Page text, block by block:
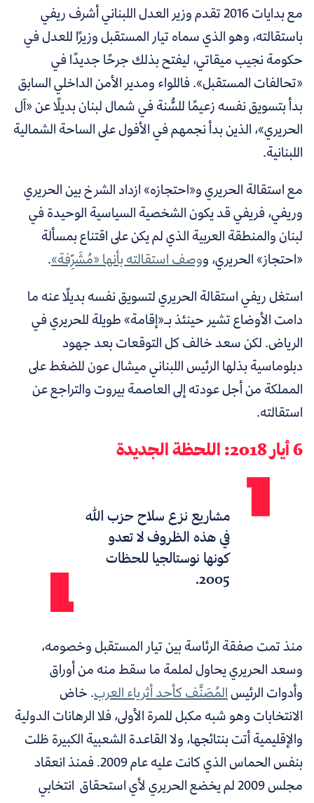
مع بدايات 2016 تقدم وزير العدل اللبناني أشرف ريفي
باستقالته، وهو الذي سماه تيار المستقبل وزيرًا للعدل في
حكومة نجيب ميقاتي، ليفتح بذلك جرحًا جديدًا في
«تحالفات المستقبل». فاللواء ومدير الأمن الداخلي السابق
بدأ بتسويق نفسه زعيمًا للسُّنة في شمال لبنان بديلًا عن «آل
الحريري»، الذين بدأ نجمهم في الأفول على الساحة الشمالية
اللبنانية.
مع استقالة الحريري و«احتجازه» ازداد الشرخ بين الحريري
وريفي، فريفي قد يكون الشخصية السياسية الوحيدة في
لبنان والمنطقة العربية الذي لم يكن على اقتناع بمسألة
«احتجاز» الحريري، ووصف استقالته بأنها «مُشَرِّفة».
استغل ريفي استقالة الحريري لتسويق نفسه بديلًا عنه ما
دامت الأوضاع تشير حينئذ بـ«إقامة» طويلة للحريري في
الرياض. لكن سعد خالف كل التوقعات بعد جهود
دبلوماسية بذلها الرئيس اللبناني ميشال عون للضغط على
المملكة من أجل عودته إلى العاصمة بيروت والتراجع عن
استقالته.
6 أيار 2018: اللحظة الجديدة
مشاريع نزع سلاح حزب الله
في هذه الظروف لا تعدو
كونها نوستالجيا للحظات
2005.
منذ تمت صفقة الرئاسة بين تيار المستقبل وخصومه،
وسعد الحريري يحاول لملمة ما سقط منه من أوراق
وأدوات الرئيسالمُصَنَّف كأحد أثرياء العرب.خاض
الانتخابات وهو شبه مكبل للمرة الأولى، فلا الرهانات الدولية
والإقليمية أتت بنتائجها، ولا القاعدة الشعبية الكبيرة ظلت
بنفس الحماس الذي كانت عليه عام 2009. فمنذ انعقاد
مجلس 2009 لم يخضع الحريري لأي استحقاق انتخابي